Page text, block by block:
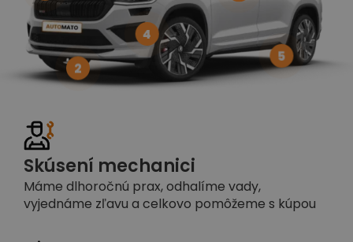
Skúsení mechanici
Máme dlhoročnú prax, odhalíme vady,
vyjednáme zľavu a celkovo pomôžeme s kúpou
2
4
5